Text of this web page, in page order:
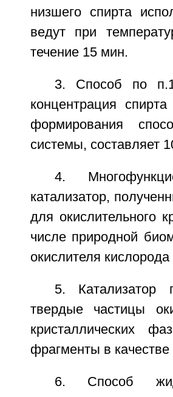
низшего спирта
ведут при
течение 15 мин.
3. Способ по
концентрация
формирования
системы, составляет
4.
катализатор,
для окислительного
числе природной
окислителя
5. Катализатор
твердые частицы
кристаллических
фрагменты в качестве
6. Способ